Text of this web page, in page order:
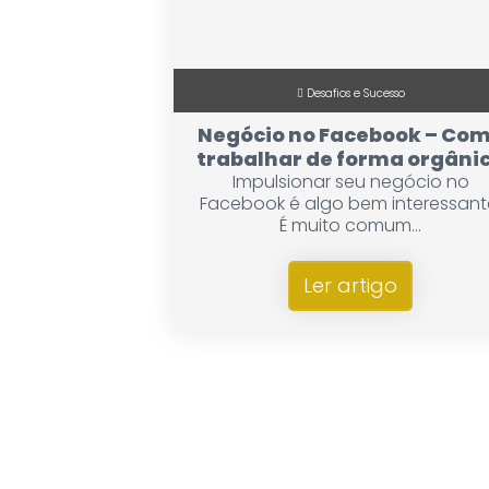
Desafios e Sucesso
Negócio no Facebook –
trabalhar de forma
Impulsionar seu negócio no
Facebook é algo bem
É muito comum...
Ler artigo